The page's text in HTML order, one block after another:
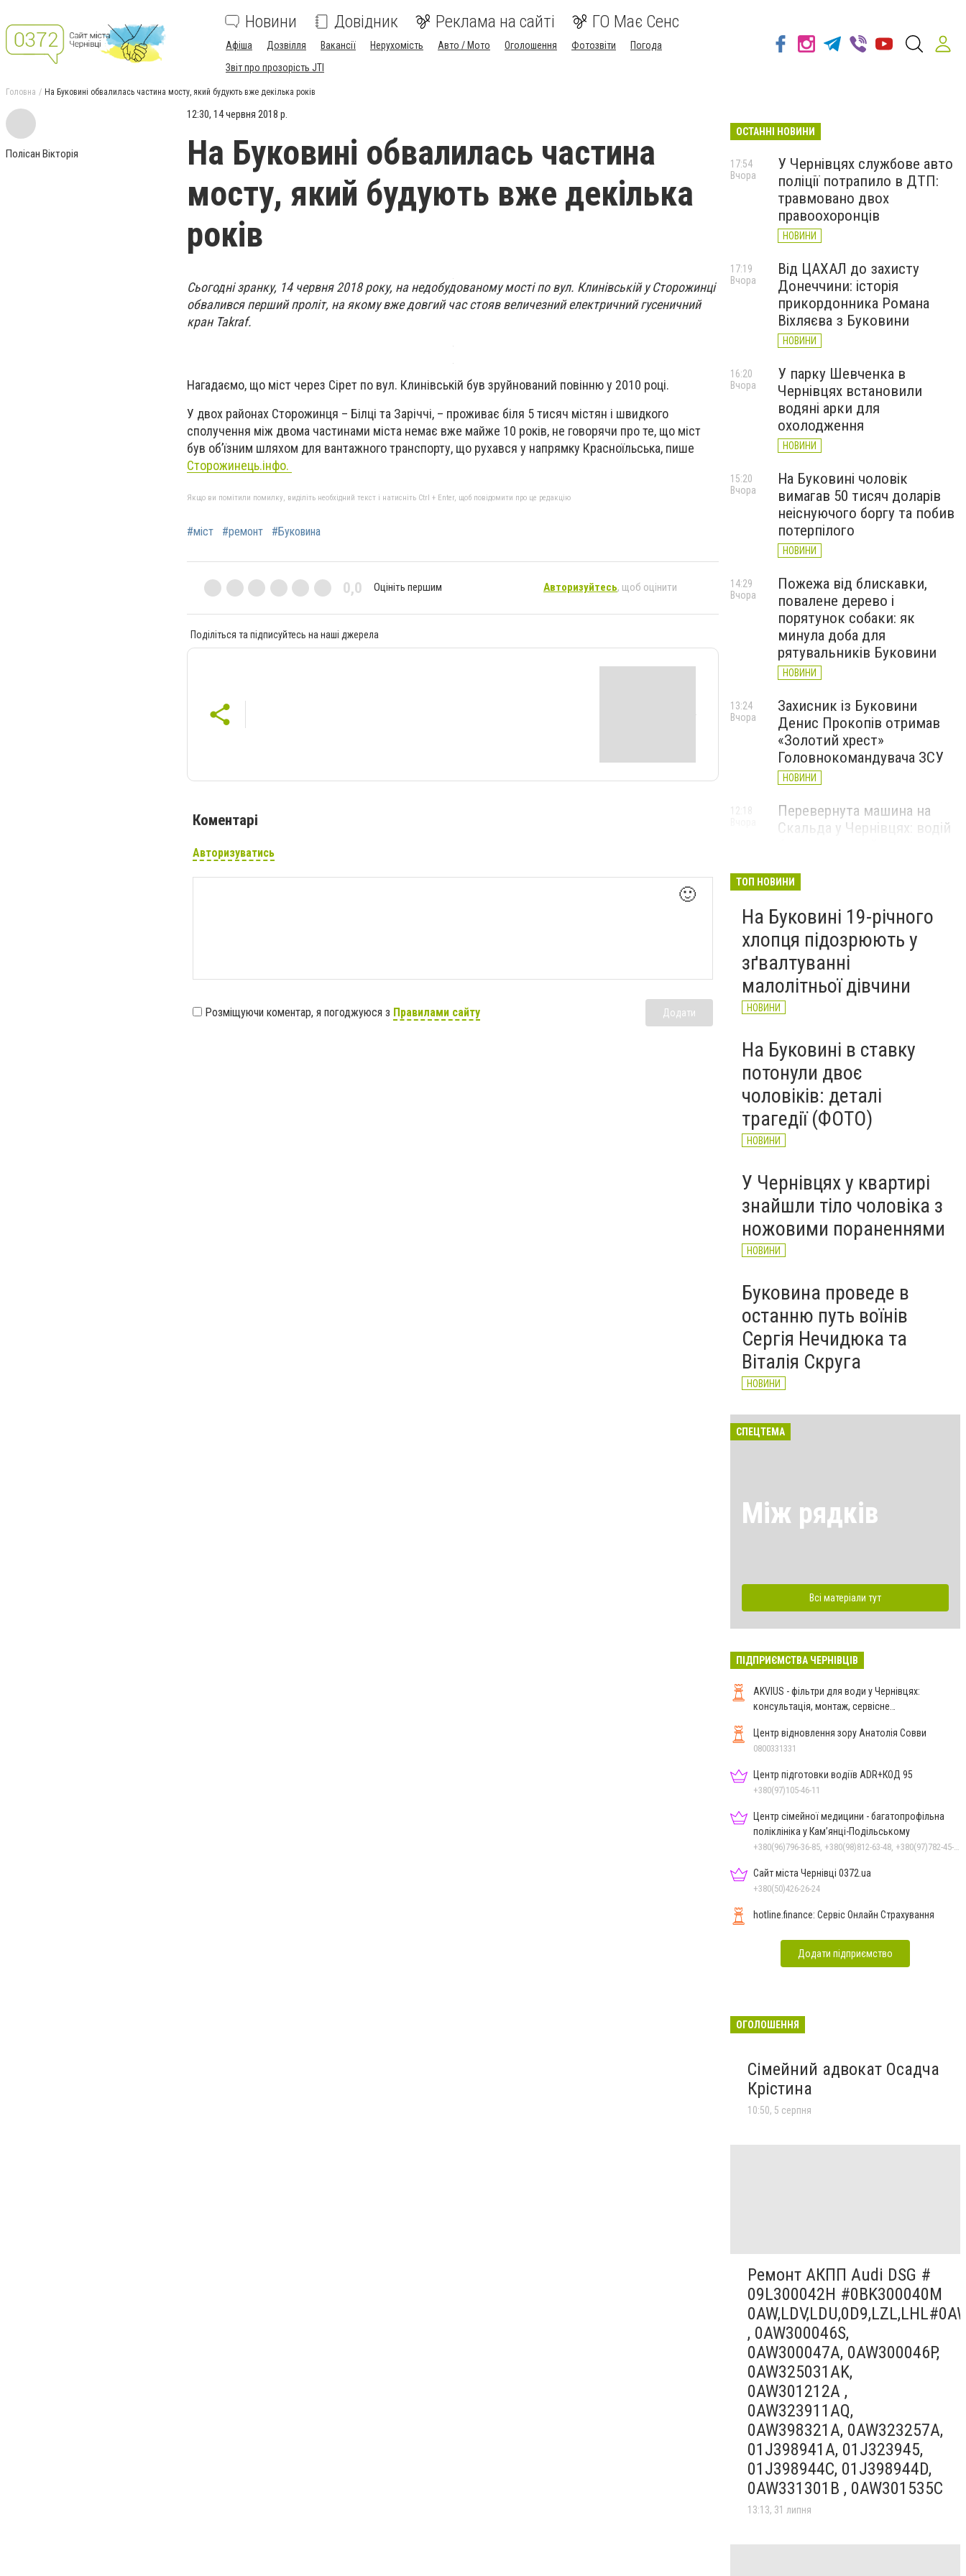
Новини Довідник Реклама на сайті ГО Має Сенс
Афіша Дозвілля Вакансії Нерухомість Авто / Мото Оголошення Фотозвіти
Погода
Звіт про прозорість JTI
Головна На Буковині обвалилась частина мосту, який будують вже декілька років
Полісан Вікторія
12:30, 14 червня 2018 р.
На Буковині обвалилась частина
мосту, який будують вже декілька
років
Сьогодні зранку, 14 червня 2018 року, на недобудованому мості по вул. Клинівській у Сторожинці
обвалився перший проліт, на якому вже довгий час стояв величезний електричний гусеничний
кран Takraf.
Нагадаємо, що міст через Сірет по вул. Клинівській був зруйнований повінню у 2010 році.
У двох районах Сторожинця – Білці та Заріччі, – проживає біля 5 тисяч містян і швидкого
сполучення між двома частинами міста немає вже майже 10 років, не говорячи про те, що міст
був об’їзним шляхом для вантажного транспорту, що рухався у напрямку Красноїльська, пише
Сторожинець.інфо.
Якщо ви помітили помилку, виділіть необхідний текст і натисніть Ctrl + Enter, щоб повідомити про це редакцію
#міст #ремонт #Буковина
0,0 Оцініть першим Авторизуйтесь, щоб оцінити
Поділіться та підписуйтесь на наші джерела
Коментарі
Авторизуватись
🙂
Розміщуючи коментар, я погоджуюся з Правилами сайту Додати
ОСТАННІ НОВИНИ
У Чернівцях службове авто
поліції потрапило в ДТП:
травмовано двох
правоохоронців
НОВИНИ
17:54
Вчора
Від ЦАХАЛ до захисту
Донеччини: історія
прикордонника Романа
Віхляєва з Буковини
НОВИНИ
17:19
Вчора
У парку Шевченка в
Чернівцях встановили
водяні арки для
охолодження
НОВИНИ
16:20
Вчора
На Буковині чоловік
вимагав 50 тисяч доларів
неіснуючого боргу та побив
потерпілого
НОВИНИ
15:20
Вчора
Пожежа від блискавки,
повалене дерево і
порятунок собаки: як
минула доба для
рятувальників Буковини
НОВИНИ
14:29
Вчора
Захисник із Буковини
Денис Прокопів отримав
«Золотий хрест»
Головнокомандувача ЗСУ
НОВИНИ
13:24
Вчора
Перевернута машина на
Скальда у Чернівцях: водій
12:18
зафіксували новий
історичний температурний
максимум
НОВИНИ
Вчора
ТОП НОВИНИ
На Буковині 19-річного
хлопця підозрюють у
зґвалтуванні
малолітньої дівчини
НОВИНИ
На Буковині в ставку
потонули двоє
чоловіків: деталі
трагедії (ФОТО)
НОВИНИ
У Чернівцях у квартирі
знайшли тіло чоловіка з
ножовими пораненнями
НОВИНИ
Буковина проведе в
останню путь воїнів
Сергія Нечидюка та
Віталія Скруга
НОВИНИ
СПЕЦТЕМА
Між рядків
Всі матеріали тут
ПІДПРИЄМСТВА ЧЕРНІВЦІВ
AKVIUS - фільтри для води у Чернівцях:
консультація, монтаж, сервісне
Центр відновлення зору Анатолія Совви
0800331331
Центр підготовки водіїв ADR+КОД 95
+380(97)105-46-11
Центр сімейної медицини - багатопрофільна
поліклініка у Кам’янці-Подільському
Сайт міста Чернівці 0372.ua
+380(50)426-26-24
hotline.finance: Сервіс Онлайн Страхування
Додати підприємство
ОГОЛОШЕННЯ
Сімейний адвокат Осадча
Крістина
10:50, 5 серпня
Ремонт АКПП Audi DSG #
09L300042H #0BK300040M
, 0AW300046S,
0AW300047A, 0AW300046P,
0AW325031AK,
0AW301212A ,
0AW323911AQ,
0AW398321A, 0AW323257A,
01J398941A, 01J323945,
01J398944C, 01J398944D,
0AW331301B , 0AW301535C
13:13, 31 липня